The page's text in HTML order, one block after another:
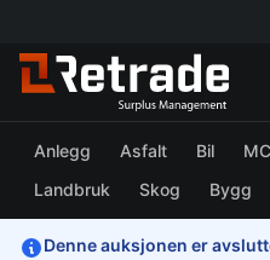
Anlegg Asfalt Bil
Landbruk
Skog Bygg
Denne auksjonen er